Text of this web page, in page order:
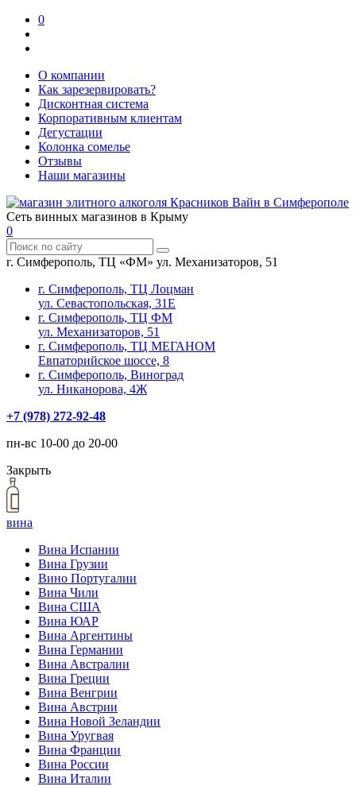
0
О компании
Как зарезервировать?
Дисконтная система
Корпоративным клиентам
Дегустации
Колонка сомелье
Отзывы
Наши магазины
Сеть винных магазинов в Крыму
0
г. Симферополь, ТЦ «ФМ» ул. Механизаторов, 51
г. Симферополь, ТЦ Лоцман
ул. Севастопольская, 31Е
г. Симферополь, ТЦ ФМ
ул. Механизаторов, 51
г. Симферополь, ТЦ МЕГАНОМ
Евпаторийское шоссе, 8
г. Симферополь, Виноград
ул. Никанорова, 4Ж
+7 (978) 272-92-48
пн-вс 10-00 до 20-00
Закрыть
вина
Вина Испании
Вина Грузии
Вино Португалии
Вина Чили
Вина США
Вина ЮАР
Вина Аргентины
Вина Германии
Вина Австралии
Вина Греции
Вина Венгрии
Вина Австрии
Вина Новой Зеландии
Вина Уругвая
Вина Франции
Вина России
Вина Италии